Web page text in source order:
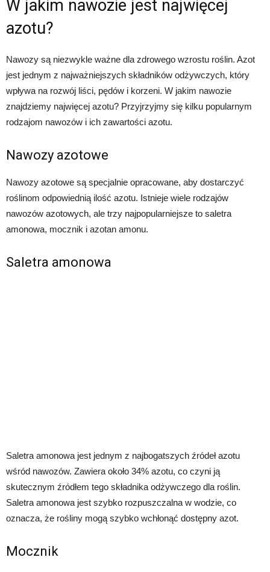
W jakim nawozie jest najwięcej
azotu?
Nawozy są niezwykle ważne dla zdrowego wzrostu roślin. Azot
jest jednym z najważniejszych składników odżywczych, który
wpływa na rozwój liści, pędów i korzeni. W jakim nawozie
znajdziemy najwięcej azotu? Przyjrzyjmy się kilku popularnym
rodzajom nawozów i ich zawartości azotu.
Nawozy azotowe
Nawozy azotowe są specjalnie opracowane, aby dostarczyć
roślinom odpowiednią ilość azotu. Istnieje wiele rodzajów
nawozów azotowych, ale trzy najpopularniejsze to saletra
amonowa, mocznik i azotan amonu.
Saletra amonowa
Saletra amonowa jest jednym z najbogatszych źródeł azotu
wśród nawozów. Zawiera około 34% azotu, co czyni ją
skutecznym źródłem tego składnika odżywczego dla roślin.
Saletra amonowa jest szybko rozpuszczalna w wodzie, co
oznacza, że rośliny mogą szybko wchłonąć dostępny azot.
Mocznik